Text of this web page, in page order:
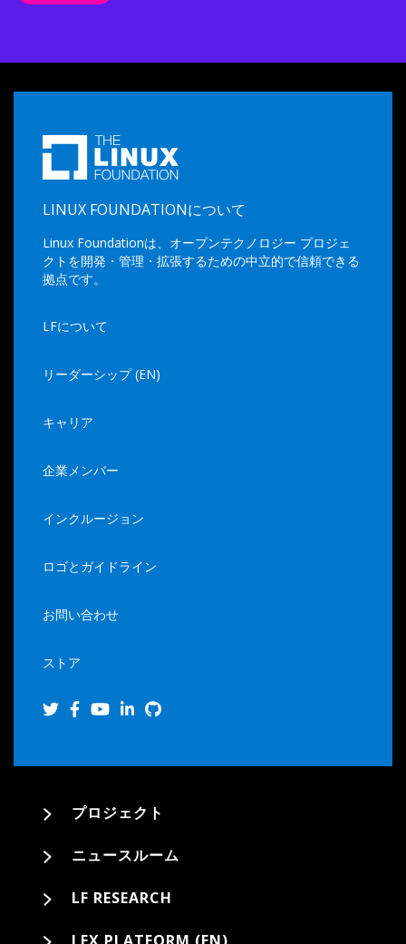
LINUX FOUNDATIONについて
Linux Foundationは、オープンテクノロジー プロジェ
クトを開発・管理・拡張するための中立的で信頼できる
拠点です。
LFについて
リーダーシップ (EN)
キャリア
企業メンバー
インクルージョン
ロゴとガイドライン
お問い合わせ
ストア
プロジェクト
ニュースルーム
LF RESEARCH